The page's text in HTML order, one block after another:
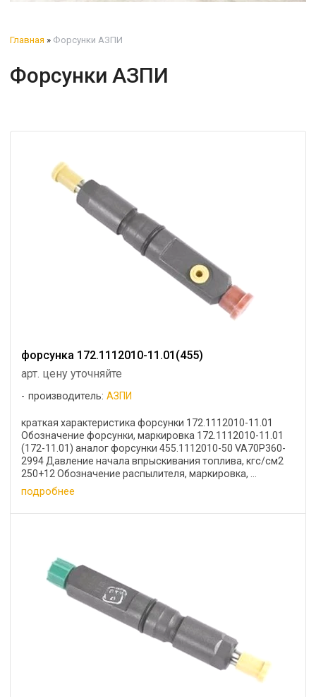
Главная » Форсунки АЗПИ
Форсунки АЗПИ
форсунка 172.1112010-11.01(455)
арт. цену уточняйте
производитель:АЗПИ
краткая характеристика форсунки 172.1112010-11.01
Обозначение форсунки, маркировка 172.1112010-11.01
(172-11.01) аналог форсунки 455.1112010-50 VA70P360-
2994 Давление начала впрыскивания топлива, кгс/см2
250+12 Обозначение распылителя, маркировка, ...
подробнее